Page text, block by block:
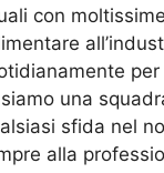
con
per
una
sfida nel
alla